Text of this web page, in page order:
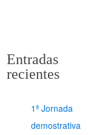
Entradas
recientes
1ª Jornada
demostrativa